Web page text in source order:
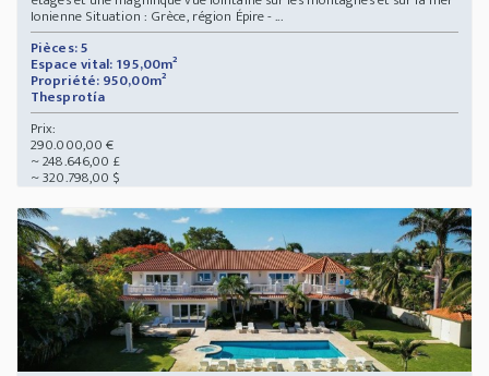
Ionienne Situation : Grèce, région Épire - ...
Pièces: 5
Espace vital: 195,00m²
Propriété: 950,00m²
Thesprotía
Prix:
290.000,00 €
~ 248.646,00 £
~ 320.798,00 $